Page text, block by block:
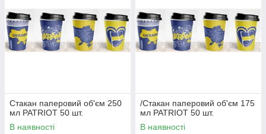
Стакан паперовий об'єм 250
мл PATRIOT 50 шт.
В наявності
/Стакан паперовий об'єм 175
мл PATRIOT 50 шт.
В наявності